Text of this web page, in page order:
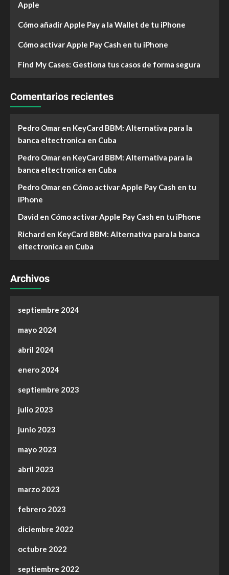
Apple
Cómo añadir Apple Pay a la Wallet de tu iPhone
Cómo activar Apple Pay Cash en tu iPhone
Find My Cases: Gestiona tus casos de forma segura
Comentarios recientes
Pedro Omar en KeyCard BBM: Alternativa para la
banca eltectronica en Cuba
Pedro Omar en KeyCard BBM: Alternativa para la
banca eltectronica en Cuba
Pedro Omar en Cómo activar Apple Pay Cash en tu
iPhone
David en Cómo activar Apple Pay Cash en tu iPhone
Richard en KeyCard BBM: Alternativa para la banca
eltectronica en Cuba
Archivos
septiembre 2024
mayo 2024
abril 2024
enero 2024
septiembre 2023
julio 2023
junio 2023
mayo 2023
abril 2023
marzo 2023
febrero 2023
diciembre 2022
octubre 2022
septiembre 2022